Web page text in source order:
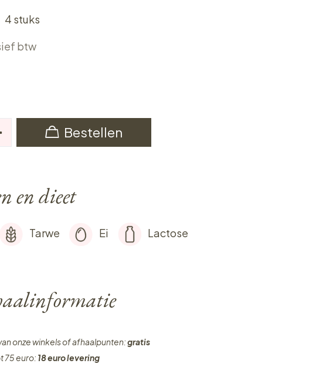
4 stuks
btw
Bestellen
en dieet
Tarwe Ei Lactose
onze winkels of afhaalpunten:gratis
75 euro: 18 euro levering